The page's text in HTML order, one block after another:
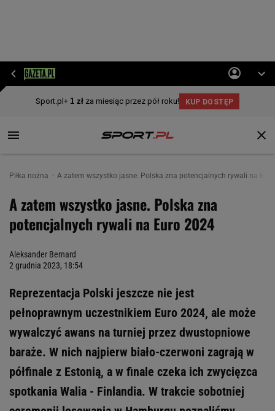
Piłka nożna A zatem wszystko jasne. Polska zna potencjalnych rywali na
A zatem wszystko jasne. Polska zna
potencjalnych rywali na Euro 2024
Aleksander Bernard
2 grudnia 2023, 18:54
Reprezentacja Polski jeszcze nie jest
pełnoprawnym uczestnikiem Euro 2024, ale może
wywalczyć awans na turniej przez dwustopniowe
baraże. W nich najpierw biało-czerwoni zagrają w
półfinale z Estonią, a w finale czeka ich zwycięzca
spotkania Walia - Finlandia. W trakcie sobotniej